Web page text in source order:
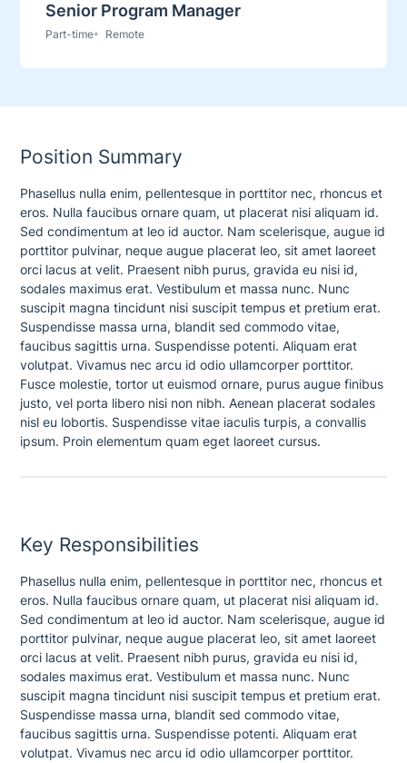
Senior Program Manager
Part-time Remote
Position Summary
Phasellus nulla enim, pellentesque in porttitor nec, rhoncus et
eros. Nulla faucibus ornare quam, ut placerat nisi aliquam id.
Sed condimentum at leo id auctor. Nam scelerisque, augue id
porttitor pulvinar, neque augue placerat leo, sit amet laoreet
orci lacus at velit. Praesent nibh purus, gravida eu nisi id,
sodales maximus erat. Vestibulum et massa nunc. Nunc
suscipit magna tincidunt nisi suscipit tempus et pretium erat.
Suspendisse massa urna, blandit sed commodo vitae,
faucibus sagittis urna. Suspendisse potenti. Aliquam erat
volutpat. Vivamus nec arcu id odio ullamcorper porttitor.
Fusce molestie, tortor ut euismod ornare, purus augue finibus
justo, vel porta libero nisi non nibh. Aenean placerat sodales
nisl eu lobortis. Suspendisse vitae iaculis turpis, a convallis
ipsum. Proin elementum quam eget laoreet cursus.
Key Responsibilities
Phasellus nulla enim, pellentesque in porttitor nec, rhoncus et
eros. Nulla faucibus ornare quam, ut placerat nisi aliquam id.
Sed condimentum at leo id auctor. Nam scelerisque, augue id
porttitor pulvinar, neque augue placerat leo, sit amet laoreet
orci lacus at velit. Praesent nibh purus, gravida eu nisi id,
sodales maximus erat. Vestibulum et massa nunc. Nunc
suscipit magna tincidunt nisi suscipit tempus et pretium erat.
Suspendisse massa urna, blandit sed commodo vitae,
faucibus sagittis urna. Suspendisse potenti. Aliquam erat
volutpat. Vivamus nec arcu id odio ullamcorper porttitor.